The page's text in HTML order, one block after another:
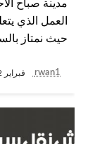
مدينة صباح
العمل الذي
حيث نمتاز
rwan1 فبراير 22, 2021